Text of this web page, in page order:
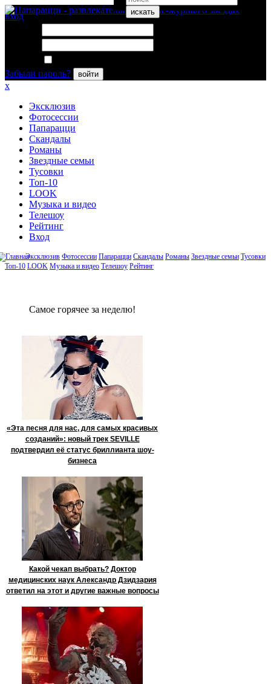
искать
вход
Забыли пароль?
войти
x
Эксклюзив
Фотосессии
Папарацци
Скандалы
Романы
Звездные семьи
Тусовки
Топ-10
LOOK
Музыка и видео
Телешоу
Рейтинг
Вход
Эксклюзив Фотосессии Папарацци Скандалы Романы Звездные семьи Тусовки
Топ-10 LOOK Музыка и видео Телешоу Рейтинг
Сaмое гoрячее за неделю!
«Эта песня для нас, для самых красивых
созданий»: новый трек SEVILLE
подтвердил её статус бриллианта шоу-
бизнеса
Какой чекап выбрать? Доктор
медицинских наук Александр Дзидзария
ответил на этот и другие важные вопросы